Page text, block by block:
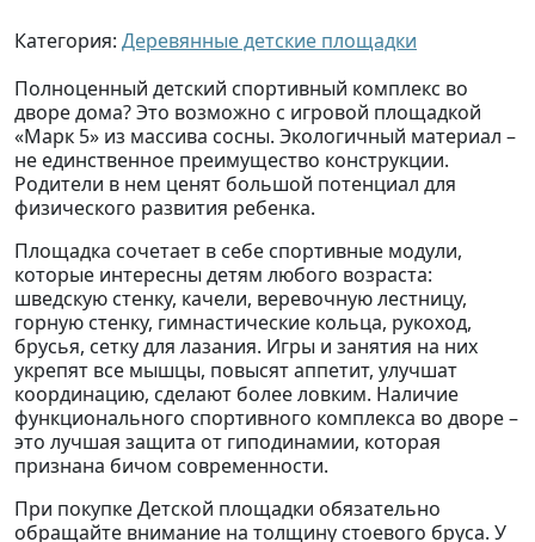
Категория: Деревянные детские площадки
Полноценный детский спортивный комплекс во
дворе дома? Это возможно с игровой площадкой
«Марк 5» из массива сосны. Экологичный материал –
не единственное преимущество конструкции.
Родители в нем ценят большой потенциал для
физического развития ребенка.
Площадка сочетает в себе спортивные модули,
которые интересны детям любого возраста:
шведскую стенку, качели, веревочную лестницу,
горную стенку, гимнастические кольца, рукоход,
брусья, сетку для лазания. Игры и занятия на них
укрепят все мышцы, повысят аппетит, улучшат
координацию, сделают более ловким. Наличие
функционального спортивного комплекса во дворе –
это лучшая защита от гиподинамии, которая
признана бичом современности.
При покупке Детской площадки обязательно
обращайте внимание на толщину стоевого бруса. У